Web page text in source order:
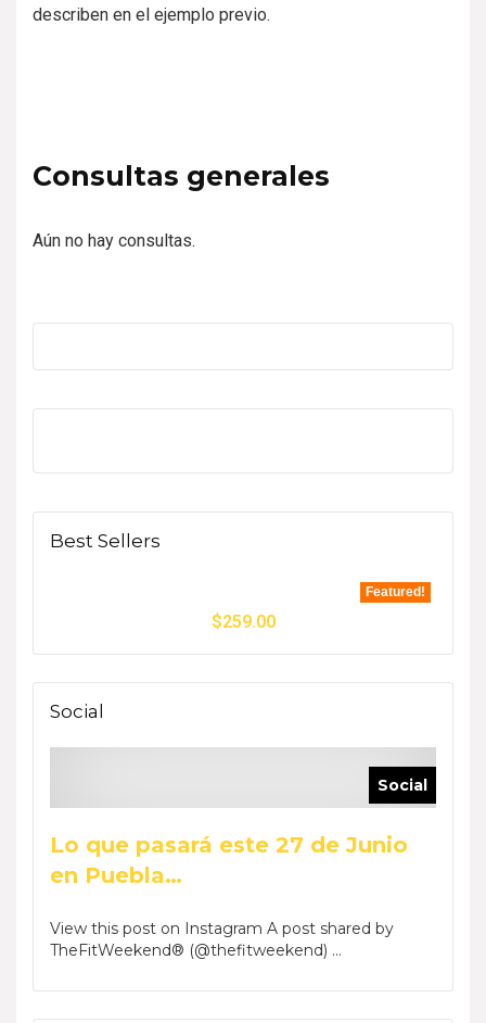
describen en el ejemplo previo.
Consultas generales
Aún no hay consultas.
Best Sellers
Featured!
$259.00
Social
Social
Lo que pasará este 27 de Junio
en Puebla…
View this post on Instagram A post shared by
TheFitWeekend® (@thefitweekend) ...